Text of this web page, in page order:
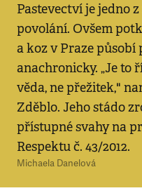
Pastevectví je jedno
povolání. Ovšem
a koz v Praze působí
anachronicky. „Je to
věda, ne přežitek,"
Zděblo. Jeho stádo
přístupné svahy na
Respektu č. 43/2012.
Michaela Danelová